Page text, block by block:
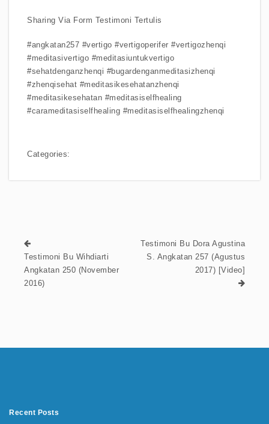
Sharing Via Form Testimoni Tertulis
#angkatan257 #vertigo #vertigoperifer #vertigozhenqi
#meditasivertigo #meditasiuntukvertigo
#sehatdenganzhenqi #bugardenganmeditasizhenqi
#zhenqisehat #meditasikesehatanzhenqi
#meditasikesehatan #meditasiselfhealing
#carameditasiselfhealing #meditasiselfhealingzhenqi
Categories:
Testimoni Bu Wihdiarti
Angkatan 250 (November
2016)
Testimoni Bu Dora Agustina
S. Angkatan 257 (Agustus
2017) [Video]
Recent Posts